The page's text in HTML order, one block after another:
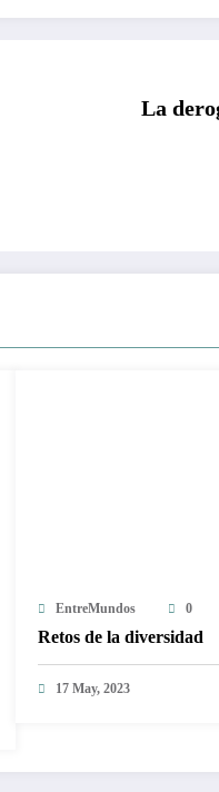
La
EntreMundos 0
Retos de la diversidad
17 May, 2023